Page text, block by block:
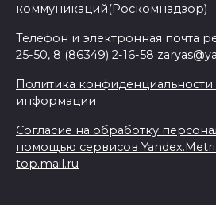
коммуникаций(Роскомнадзор)
Телефон и электронная почта
25-50, 8 (86349) 2-16-58
Политика
информации
Согласие на обработку
помощью сервисов
top.mail.ru